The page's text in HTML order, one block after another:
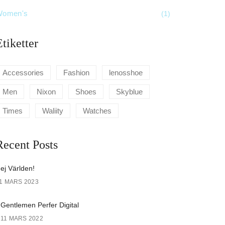
(1)
Accessories Fashion lenosshoe
Men Nixon Shoes Skyblue
Times Waliity Watches
Posts
Världen!
MARS 2023
Gentlemen Perfer Digital
11 MARS 2022